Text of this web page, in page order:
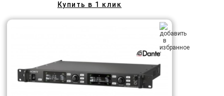
Купить в 1 клик